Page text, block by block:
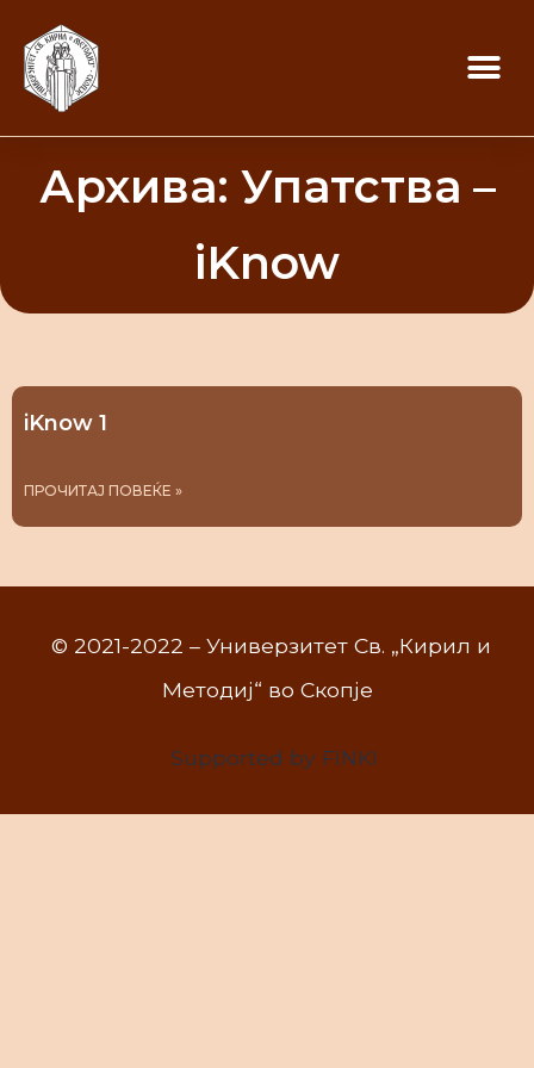
Архива: Упатства –
iKnow
iKnow 1
ПРОЧИТАЈ ПОВЕЌЕ »
© 2021-2022 – Универзитет Св. „Кирил и
Методиј“ во Скопје
Supported by FINKI